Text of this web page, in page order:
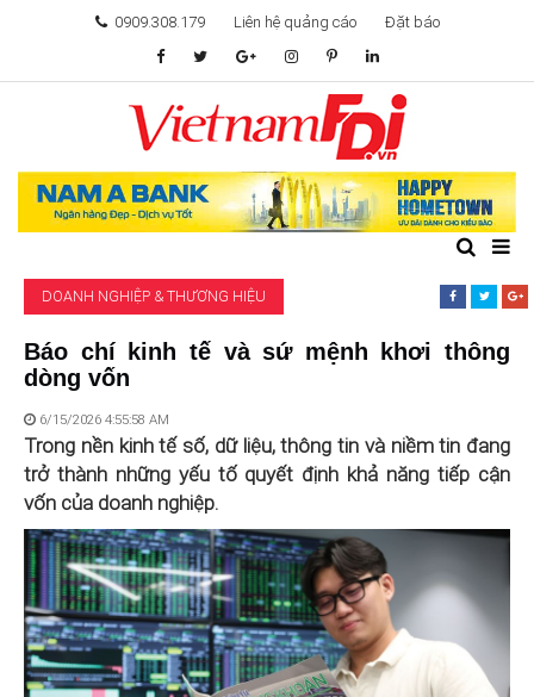
0909.308.179 Liên hệ quảng cáo Đặt báo
TÂM ĐIỂM ĐẦU TƯ
TÀI CHÍNH
KHỞI NGHIỆP
GIẢI TRÍ & CÔNG NGHỆ
DOANH NGHIỆP & THƯƠNG HIỆU
Báo chí kinh tế và sứ mệnh khơi thông
dòng vốn
6/15/2026 4:55:58 AM
Trong nền kinh tế số, dữ liệu, thông tin và niềm tin đang
trở thành những yếu tố quyết định khả năng tiếp cận
vốn của doanh nghiệp.